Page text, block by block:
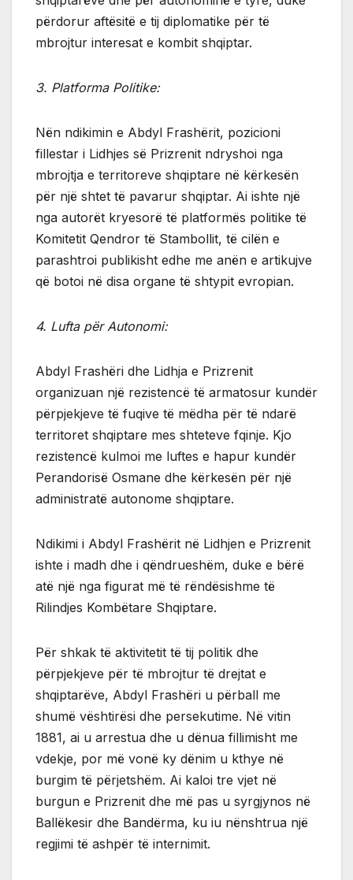
përdorur aftësitë e tij diplomatike për të
mbrojtur interesat e kombit shqiptar.
3. Platforma Politike:
Nën ndikimin e Abdyl Frashërit, pozicioni
fillestar i Lidhjes së Prizrenit ndryshoi nga
mbrojtja e territoreve shqiptare në kërkesën
për një shtet të pavarur shqiptar. Ai ishte një
nga autorët kryesorë të platformës politike të
Komitetit Qendror të Stambollit, të cilën e
parashtroi publikisht edhe me anën e artikujve
që botoi në disa organe të shtypit evropian.
4. Lufta për Autonomi:
Abdyl Frashëri dhe Lidhja e Prizrenit
organizuan një rezistencë të armatosur kundër
përpjekjeve të fuqive të mëdha për të ndarë
territoret shqiptare mes shteteve fqinje. Kjo
rezistencë kulmoi me luftes e hapur kundër
Perandorisë Osmane dhe kërkesën për një
administratë autonome shqiptare.
Ndikimi i Abdyl Frashërit në Lidhjen e Prizrenit
ishte i madh dhe i qëndrueshëm, duke e bërë
atë një nga figurat më të rëndësishme të
Rilindjes Kombëtare Shqiptare.
Për shkak të aktivitetit të tij politik dhe
përpjekjeve për të mbrojtur të drejtat e
shqiptarëve, Abdyl Frashëri u përball me
shumë vështirësi dhe persekutime. Në vitin
1881, ai u arrestua dhe u dënua fillimisht me
vdekje, por më vonë ky dënim u kthye në
burgim të përjetshëm. Ai kaloi tre vjet në
burgun e Prizrenit dhe më pas u syrgjynos në
Ballëkesir dhe Bandërma, ku iu nënshtrua një
regjimi të ashpër të internimit.